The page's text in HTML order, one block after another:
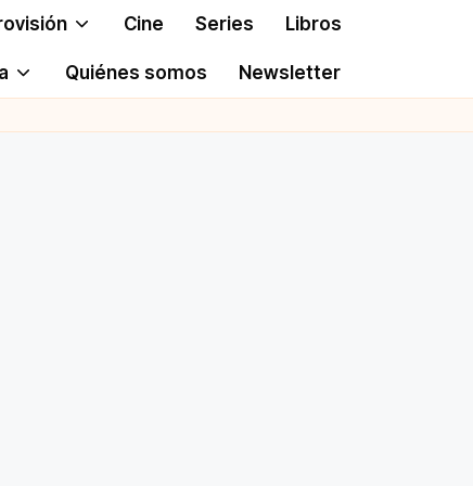
Cine Series Libros
Quiénes somos Newsletter